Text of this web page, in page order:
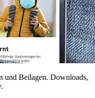
und Beilagen. Downloads,